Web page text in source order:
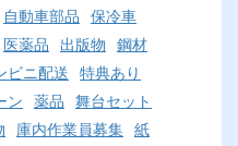
自動車部品 保冷車
医薬品 出版物 鋼材
ビニ配送 特典あり
ン 薬品 舞台セット
庫内作業員募集 紙